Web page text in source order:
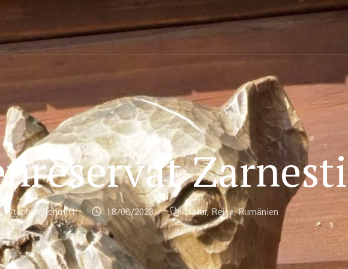
Zarnesti
Stephan Schmitt 18/08/2023 Natur,Reise,Rumänien